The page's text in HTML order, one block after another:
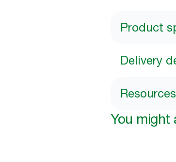
Product
Delivery
Resources
You might